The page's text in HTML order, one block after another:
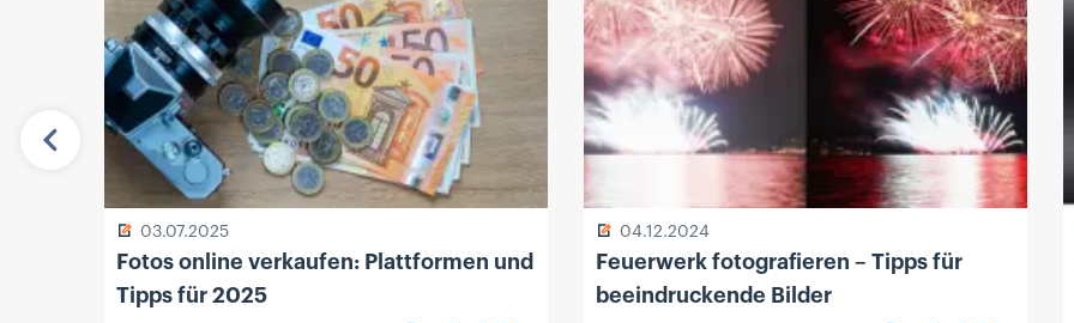
Vorherige
03.07.2025
Fotos online verkaufen: Plattformen und
Tipps für 2025
04.12.2024
Feuerwerk fotografieren – Tipps für
beeindruckende Bilder